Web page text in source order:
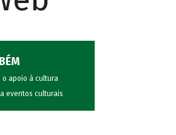
o apoio à cultura
eventos culturais